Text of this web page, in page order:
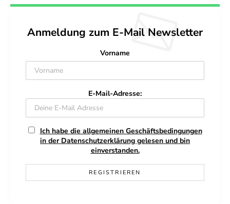
Anmeldung zum E-Mail Newsletter
Vorname
E-Mail-Adresse:
Ich habe die allgemeinen Geschäftsbedingungen
in der Datenschutzerklärung gelesen und bin
einverstanden.